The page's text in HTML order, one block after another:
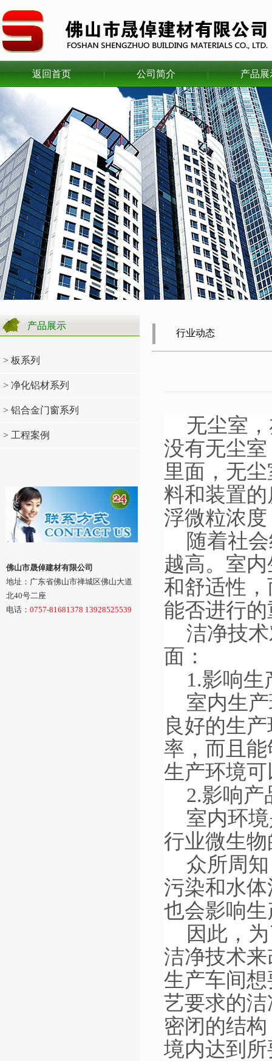
返回首页 公司简介 产品展
产品展示
> 板系列
> 净化铝材系列
> 铝合金门窗系列
> 工程案例
佛山市晟倬建材有限公司
地址：广东省佛山市禅城区佛山大道
北40号二座
电话： 0757-81681378 13928525539
行业动态
无尘室
没有无尘
里面，无
料和装置
浮微粒浓
随着社
越高。室
和舒适性
能否进行
洁净技
面：
1.影响生
室内生
良好的生
率，而且
生产环境
2.影响产
室内环
行业微生
众所周
污染和水
也会影响
因此，
洁净技术
生产车间
艺要求的
密闭的结
境内达到